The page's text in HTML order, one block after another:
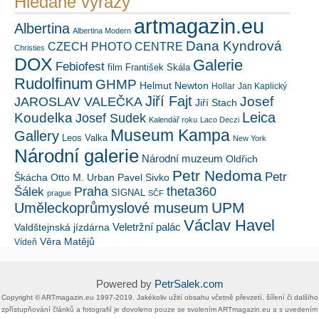
Albertina Albertina Modern artmagazin.eu
Christies CZECH PHOTO CENTRE Dana Kyndrová
DOX Febiofest film František Skála Galerie
Rudolfinum GHMP Helmut Newton Hollar Jan Kaplický
JAROSLAV VALEČKA Jiří Fajt Jiří Stach Josef
Koudelka Josef Sudek Kalendář roku Laco Deczi Leica
Gallery Leos Valka Museum Kampa New York
Národní galerie Národní muzeum Oldřich
Škácha Otto M. Urban Pavel Sivko Petr Nedoma Petr
Šálek prague Praha SIGNAL SČF theta360
Uměleckoprůmyslové museum UPM
Valdštejnská jízdárna Veletržní palác Václav Havel
Vídeň Věra Matějů
Powered by PetrSalek.com
Copyright ©​ ​​ARTmagazin.eu ​1997-2019​.​ Jakékoliv užití obsahu včetně převzetí, šíření či dalšího
zpřístupňování článků a fotografií je dovoleno pouze se svolením ​ARTmagazin.eu​ ​a s uvedením